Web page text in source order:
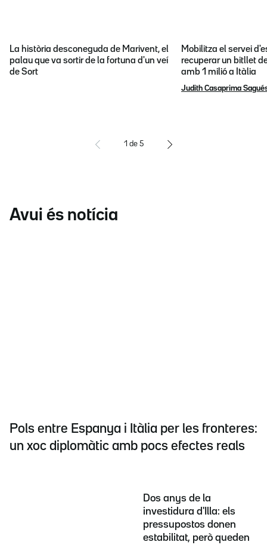
La història desconeguda de Marivent, el
palau que va sortir de la fortuna d'un veí
de Sort
Mobilitza el servei
recuperar un bitllet
amb 1 milió a Itàlia
Judith Casaprima
1 de 5
Avui és notícia
Pols entre Espanya i Itàlia per les fronteres:
un xoc diplomàtic amb pocs efectes reals
Dos anys de la
investidura d'Illa: els
pressupostos donen
estabilitat, però queden